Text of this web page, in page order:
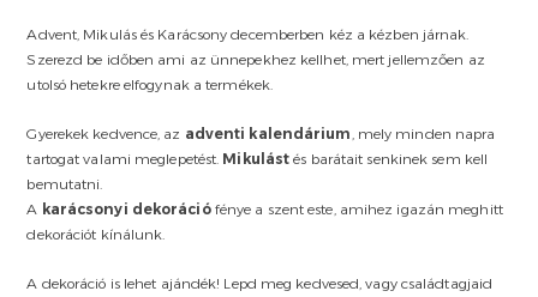
Advent, Mikulás és Karácsony decemberben kéz a kézben járnak.
Szerezd be időben ami az ünnepekhez kellhet, mert jellemzően az
utolsó hetekre elfogynak a termékek.
Gyerekek kedvence, az adventi kalendárium , mely minden napra
tartogat valami meglepetést. Mikulást és barátait senkinek sem kell
bemutatni.
A karácsonyi dekorációfénye a szent este, amihez igazán meghitt
dekorációt kínálunk.
A dekoráció is lehet ajándék! Lepd meg kedvesed, vagy családtagjaid